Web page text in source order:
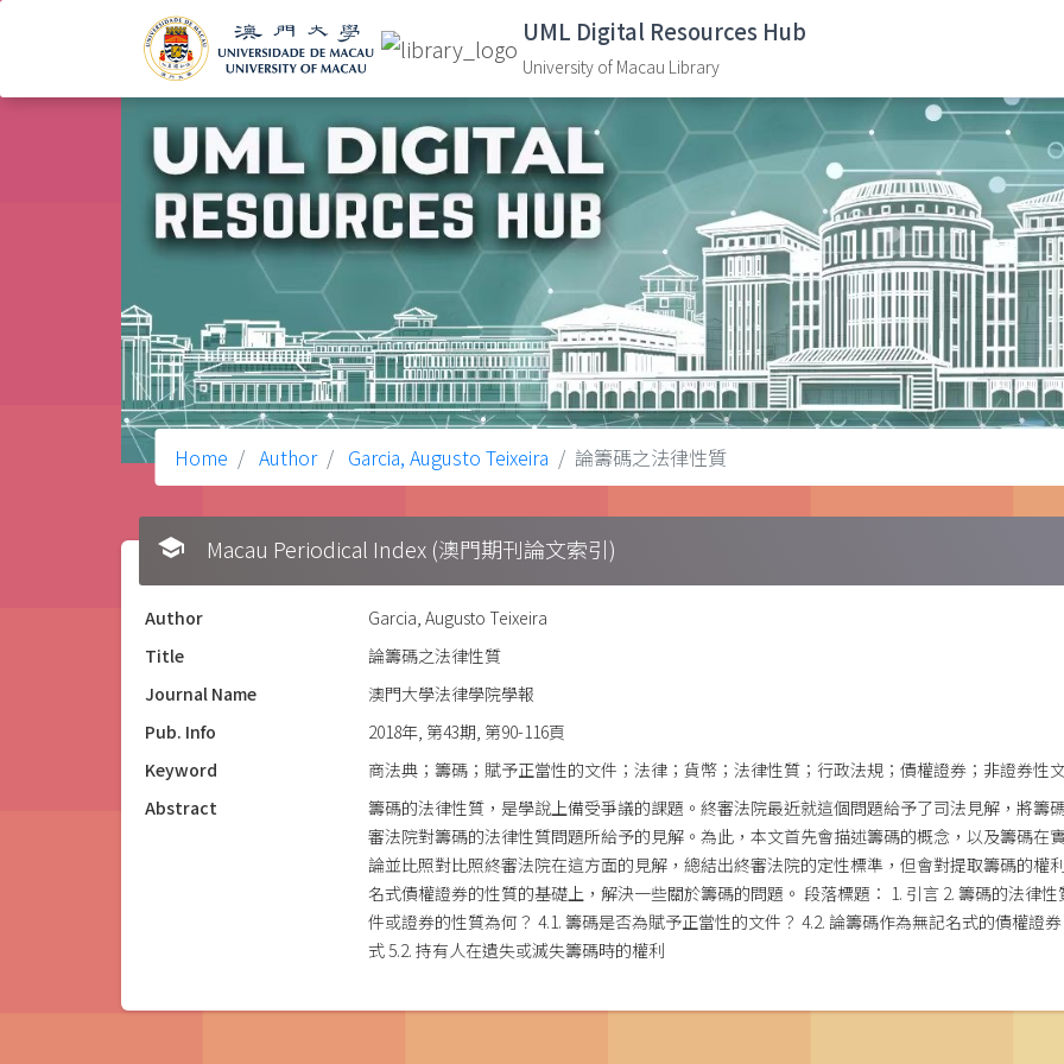
UML Digital Resources Hub
University of Macau Library
Home Author Garcia, Augusto Teixeira 論籌碼之法律性質
school Macau Periodical Index (澳門期刊論文索引)
Author
Garcia, Augusto Teixeira
Title
論籌碼之法律性質
Journal Name
澳門大學法律學院學報
Pub. Info
2018年, 第43期, 第90-116頁
Keyword
商法典；籌碼；賦予正當性的文件；法律；貨幣；法律性質；行政法規；債權證券；非證券性
Abstract
籌碼的法律性質，是學說上備受爭議的課題。終審法院最近就這個問題給予了司法見解，將籌
審法院對籌碼的法律性質問題所給予的見解。為此，本文首先會描述籌碼的概念，以及籌碼在
論並比照對比照終審法院在這方面的見解，總結出終審法院的定性標準，但會對提取籌碼的權
名式債權證券的性質的基礎上，解決一些關於籌碼的問題。 段落標題： 1. 引言 2. 籌碼的法律
件或證券的性質為何？ 4.1. 籌碼是否為賦予正當性的文件？ 4.2. 論籌碼作為無記名式的債權證
式 5.2. 持有人在遺失或滅失籌碼時的權利